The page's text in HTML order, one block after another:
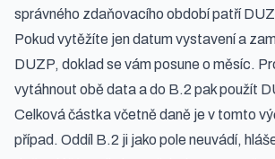
správného zdaňovacího období patří
Pokud vytěžíte jen datum vystavení a
DUZP, doklad se vám posune o měsíc.
vytáhnout obě data a do B.2 pak použít
Celková částka včetně daně je v tomto
případ. Oddíl B.2 ji jako pole neuvádí,